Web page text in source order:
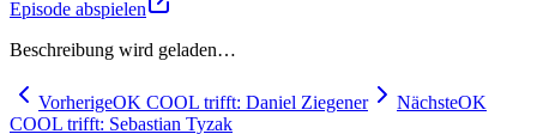
Episode abspielen
Beschreibung wird geladen…
VorherigeOK COOL trifft: Daniel Ziegener NächsteOK
COOL trifft: Sebastian Tyzak